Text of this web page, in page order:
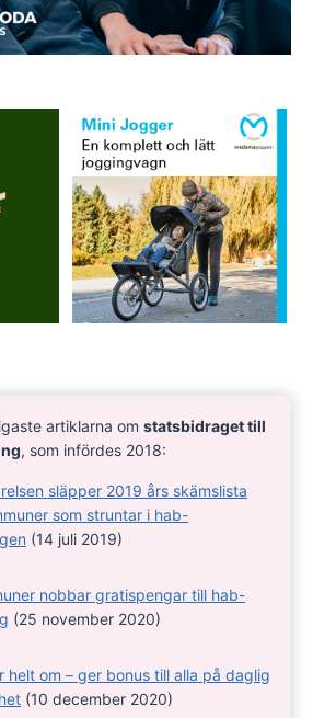
artiklarna om statsbidraget till
, som infördes 2018:
släpper 2019 års skämslista
som struntar i hab-
(14 juli 2019)
nobbar gratispengar till hab-
(25 november 2020)
helt om – ger bonus till alla på daglig
(10 december 2020)